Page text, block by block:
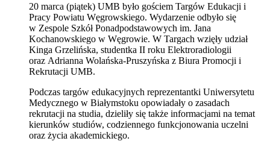
20 marca (piątek) UMB było gościem Targów Edukacji i
Pracy Powiatu Węgrowskiego. Wydarzenie odbyło się
w Zespole Szkół Ponadpodstawowych im. Jana
Kochanowskiego w Węgrowie. W Targach wzięły udział
Kinga Grzelińska, studentka II roku Elektroradiologii
oraz Adrianna Wolańska-Pruszyńska z Biura Promocji i
Rekrutacji UMB.
Podczas targów edukacyjnych reprezentantki Uniwersytetu
Medycznego w Białymstoku opowiadały o zasadach
rekrutacji na studia, dzieliły się także informacjami na temat
kierunków studiów, codziennego funkcjonowania uczelni
oraz życia akademickiego.